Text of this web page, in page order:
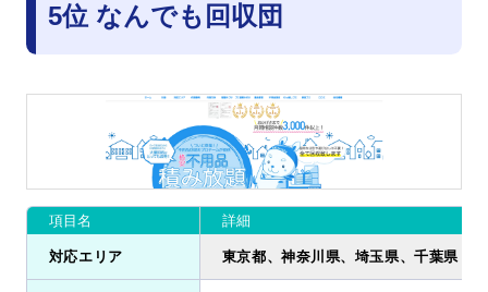
5位 なんでも回収団
項目名 詳細
対応エリア 東京都、神奈川県、埼玉県、千葉県